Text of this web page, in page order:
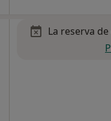
La reserva